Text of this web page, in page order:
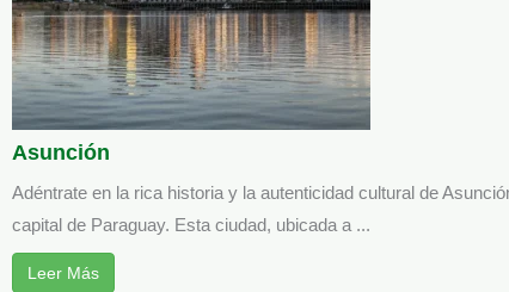
Asunción
Adéntrate en la rica historia y la autenticidad cultural de
capital de Paraguay. Esta ciudad, ubicada a ...
Leer Más